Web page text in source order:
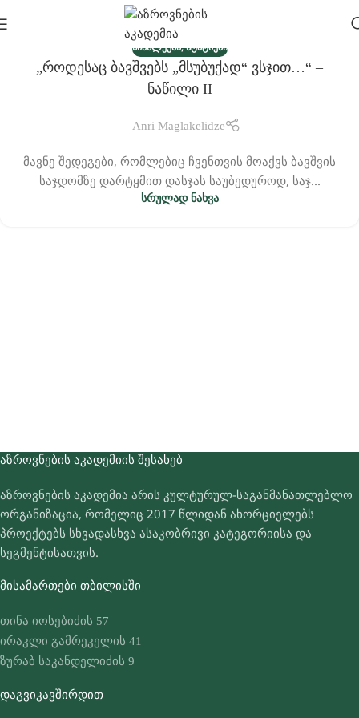
ᲡᲘᲐᲮᲚᲔᲔᲑᲘ,ᲡᲢᲐᲢᲘᲔᲑᲘ
„როდესაც Ბავშვებს „მსუბუქად“ Ვსჯით…“ –
Ნაწილი II
Anri Maglakelidze
მავნე შედეგები, რომლებიც ჩვენთვის მოაქვს ბავშვის
საჯდომზე დარტყმით დასჯას საუბედუროდ, საჯ...
ᲡᲠᲣᲚᲐᲓ ᲜᲐᲮᲕᲐ
ᲐᲖᲠᲝᲕᲜᲔᲑᲘᲡ ᲐᲙᲐᲓᲔᲛᲘᲘᲡ ᲨᲔᲡᲐᲮᲔᲑ
აზროვნების აკადემია არის კულტურულ-საგანმანათლებლო
ორგანიზაცია, რომელიც 2017 წლიდან ახორციელებს
პროექტებს სხვადასხვა ასაკობრივი კატეგორიისა და
სეგმენტისათვის.
ᲛᲘᲡᲐᲛᲐᲠᲗᲔᲑᲘ ᲗᲑᲘᲚᲘᲡᲨᲘ
თინა იოსებიძის 57
ირაკლი გამრეკელის 41
ზურაბ საკანდელიძის 9
ᲓᲐᲒᲕᲘᲙᲐᲕᲨᲘᲠᲓᲘᲗ